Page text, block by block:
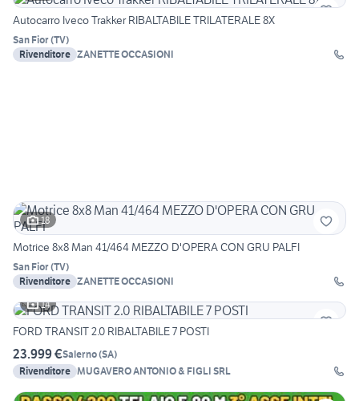
Autocarro Iveco Trakker RIBALTABILE TRILATERALE 8X
San Fior(TV)
Rivenditore ZANETTE OCCASIONI
18
Motrice 8x8 Man 41/464 MEZZO D'OPERA CON GRU PALFI
San Fior(TV)
Rivenditore ZANETTE OCCASIONI
14
FORD TRANSIT 2.0 RIBALTABILE 7 POSTI
23.999 €Salerno(SA)
Rivenditore MUGAVERO ANTONIO & FIGLI SRL